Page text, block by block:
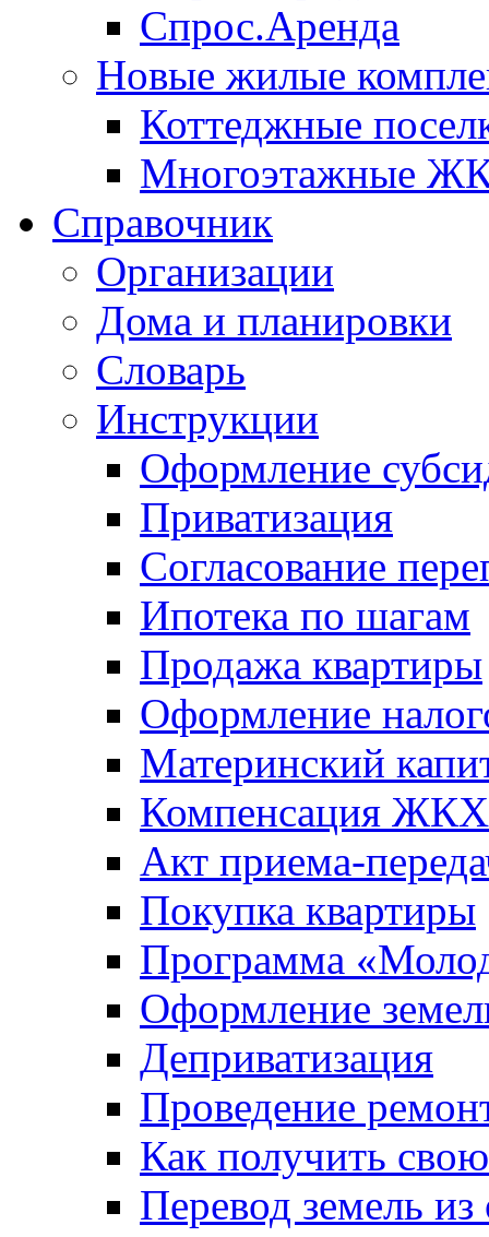
Спрос.Аренда
Новые жилые
Коттеджные
Многоэтажные
Справочник
Организации
Дома и планировки
Словарь
Инструкции
Оформление
Приватизация
Согласование
Ипотека по шагам
Продажа квартиры
Оформление
Материнский
Компенсация ЖКХ
Акт приема-
Покупка квартиры
Программа
Оформление
Деприватизация
Проведение
Как получить
Перевод земель